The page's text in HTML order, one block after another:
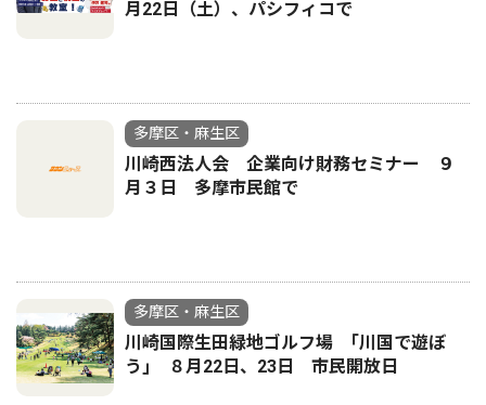
月22日（土）、パシフィコで
多摩区・麻生区
川崎西法人会 企業向け財務セミナー ９
月３日 多摩市民館で
多摩区・麻生区
川崎国際生田緑地ゴルフ場 ｢川国で遊ぼ
う｣ ８月22日、23日 市民開放日